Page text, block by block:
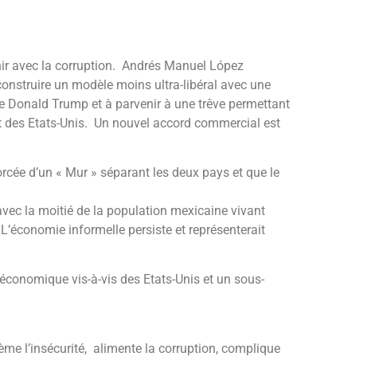
avec la corruption. Andrés Manuel López
un modèle moins ultra-libéral avec une
Trump et à parvenir à une trêve permettant
Etats-Unis. Un nouvel accord commercial est
d’un « Mur » séparant les deux pays et que le
la moitié de la population mexicaine vivant
informelle persiste et représenterait
vis-à-vis des Etats-Unis et un sous-
l’insécurité, alimente la corruption, complique